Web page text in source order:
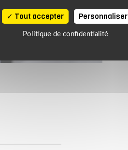
Tout accepter Personnaliser
Politique de confidentialité